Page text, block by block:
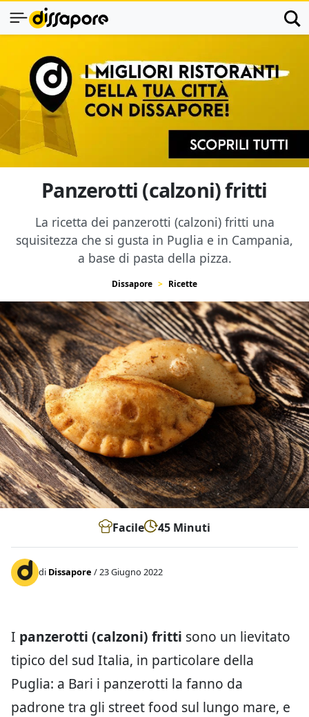
Panzerotti (calzoni) fritti
La ricetta dei panzerotti (calzoni) fritti una
squisitezza che si gusta in Puglia e in Campania,
a base di pasta della pizza.
Dissapore Ricette
Facile 45 Minuti
di Dissapore / 23 Giugno 2022
I panzerotti (calzoni) fritti sono un lievitato
tipico del sud Italia, in particolare della
Puglia: a Bari i panzerotti la fanno da
padrone tra gli street food sul lungo mare, e